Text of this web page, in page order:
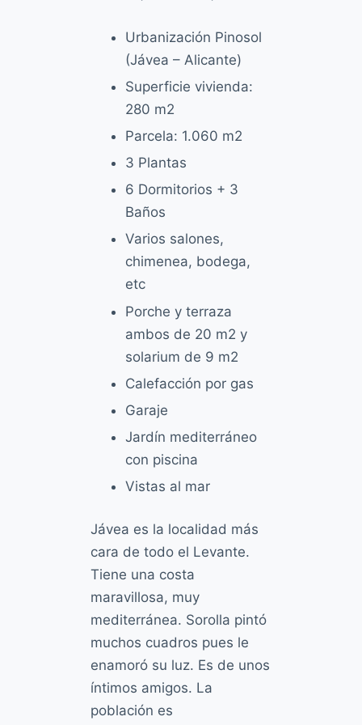
Urbanización Pinosol
(Jávea – Alicante)
Superficie vivienda:
280 m2
Parcela: 1.060 m2
3 Plantas
6 Dormitorios + 3
Baños
Varios salones,
chimenea, bodega,
etc
Porche y terraza
ambos de 20 m2 y
solarium de 9 m2
Calefacción por gas
Garaje
Jardín mediterráneo
con piscina
Vistas al mar
Jávea es la localidad más
cara de todo el Levante.
Tiene una costa
maravillosa, muy
mediterránea. Sorolla pintó
muchos cuadros pues le
enamoró su luz. Es de unos
íntimos amigos. La
población es